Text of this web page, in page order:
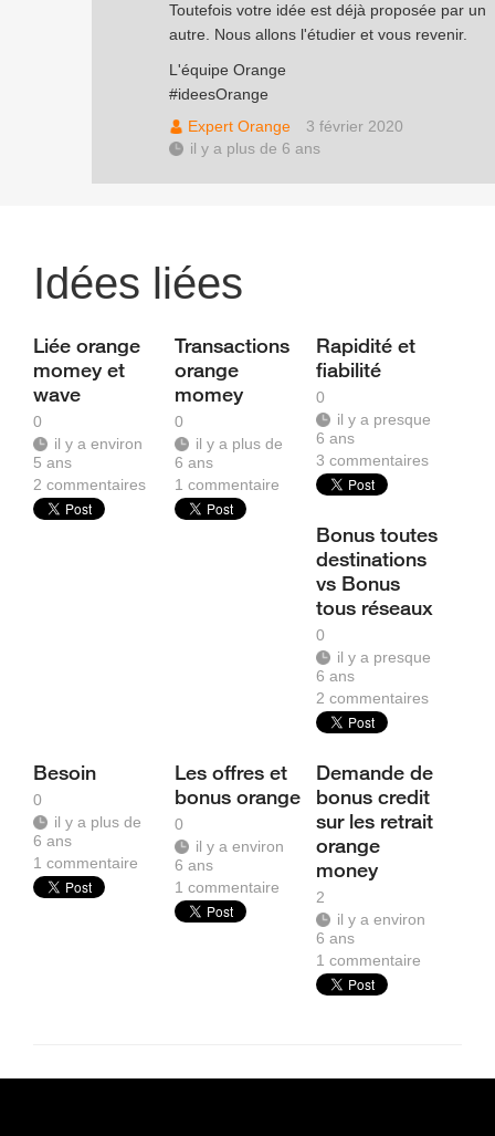
Toutefois votre idée est déjà proposée par un
autre. Nous allons l'étudier et vous revenir.
L'équipe Orange
#ideesOrange
Expert Orange
3 février 2020
il y a plus de 6 ans
Idées liées
Liée orange
momey et
wave
0
il y a environ
5 ans
2 commentaires
Transactions
orange
momey
0
il y a plus de
6 ans
1commentaire
Rapidité et
fiabilité
0
il y a presque
6 ans
3commentaires
Bonus toutes
destinations
vs Bonus
tous réseaux
0
il y a presque
6 ans
2commentaires
Besoin
0
il y a plus de
6 ans
1 commentaire
Les offres et
bonus orange
0
il y a environ
6 ans
1commentaire
Demande de
bonus credit
sur les retrait
orange
money
2
il y a environ
6 ans
1commentaire